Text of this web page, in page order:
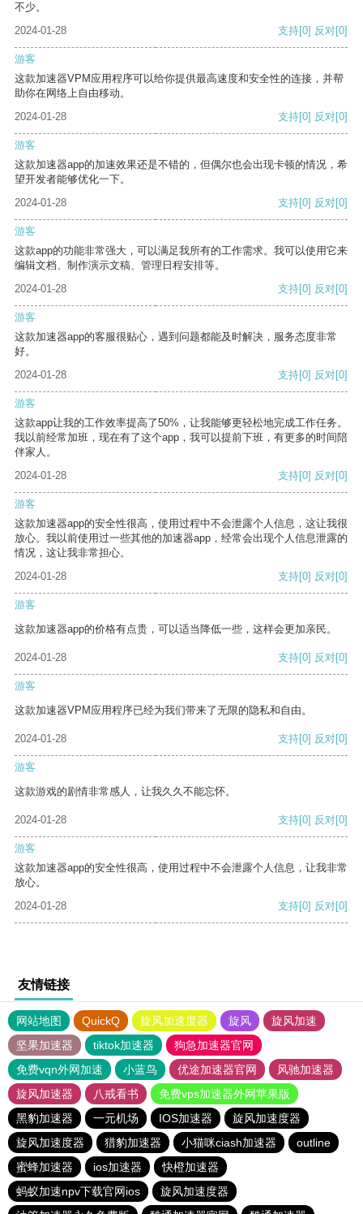
不少。
2024-01-28
支持[0] 反对[0]
游客
这款加速器VPM应用程序可以给你提供最高速度和安全性的连接，并帮
助你在网络上自由移动。
2024-01-28
支持[0] 反对[0]
游客
这款加速器app的加速效果还是不错的，但偶尔也会出现卡顿的情况，希
望开发者能够优化一下。
2024-01-28
支持[0] 反对[0]
游客
这款app的功能非常强大，可以满足我所有的工作需求。我可以使用它来
编辑文档、制作演示文稿、管理日程安排等。
2024-01-28
支持[0] 反对[0]
游客
这款加速器app的客服很贴心，遇到问题都能及时解决，服务态度非常
好。
2024-01-28
支持[0] 反对[0]
游客
这款app让我的工作效率提高了50%，让我能够更轻松地完成工作任务。
我以前经常加班，现在有了这个app，我可以提前下班，有更多的时间陪
伴家人。
2024-01-28
支持[0] 反对[0]
游客
这款加速器app的安全性很高，使用过程中不会泄露个人信息，这让我很
放心。我以前使用过一些其他的加速器app，经常会出现个人信息泄露的
情况，这让我非常担心。
2024-01-28
支持[0] 反对[0]
游客
这款加速器app的价格有点贵，可以适当降低一些，这样会更加亲民。
2024-01-28 支持[0] 反对[0]
游客
这款加速器VPM应用程序已经为我们带来了无限的隐私和自由。
2024-01-28 支持[0] 反对[0]
游客
这款游戏的剧情非常感人，让我久久不能忘怀。
2024-01-28 支持[0] 反对[0]
游客
这款加速器app的安全性很高，使用过程中不会泄露个人信息，让我非常
放心。
2024-01-28
支持[0] 反对[0]
友情链接
网站地图 QuickQ 旋风加速度器 旋风
旋风加速
坚果加速器
tiktok加速器
狗急加速器官网
免费vqn外网加速
小蓝鸟 优途加速器官网
风驰加速器
旋风加速器
八戒看书
免费vps加速器外网苹果版
黑豹加速器
一元机场 IOS加速器
旋风加速度器
旋风加速度器
猎豹加速器 小猫咪ciash加速器
outline
蜜蜂加速器
ios加速器
快橙加速器
蚂蚁加速npv下载官网ios
旋风加速度器